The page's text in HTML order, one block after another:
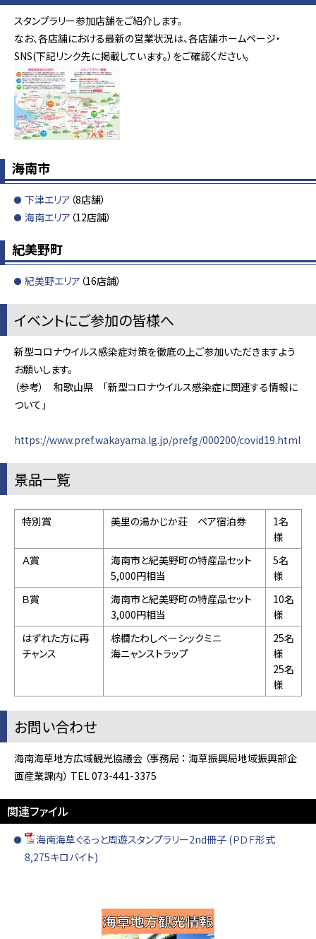
スタンプラリー参加店舗をご紹介します。
なお、各店舗における最新の営業状況は、各店舗ホームページ・
SNS(下記リンク先に掲載しています。）をご確認ください。
海南市
下津エリア （8店舗）
海南エリア （12店舗）
紀美野町
紀美野エリア （16店舗）
イベントにご参加の皆様へ
新型コロナウイルス感染症対策を徹底の上ご参加いただきますよう
お願いします。
（参考） 和歌山県 「新型コロナウイルス感染症に関連する情報に
ついて」
https://www.pref.wakayama.lg.jp/prefg/000200/covid19.html
景品一覧
特別賞 美里の湯かじか荘 ペア宿泊券
1名
様
Ａ賞
海南市と紀美野町の特産品セット
5,000円相当
5名
様
Ｂ賞
海南市と紀美野町の特産品セット
3,000円相当
10名
様
はずれた方に再
チャンス
棕櫚たわしベーシックミニ
海ニャンストラップ
25名
様
25名
様
お問い合わせ
海南海草地方広域観光協議会 （事務局 ： 海草振興局地域振興部企
画産業課内） TEL 073-441-3375
関連ファイル
海南海草ぐるっと周遊スタンプラリー2nd冊子 (ＰＤＦ形式
8,275キロバイト)